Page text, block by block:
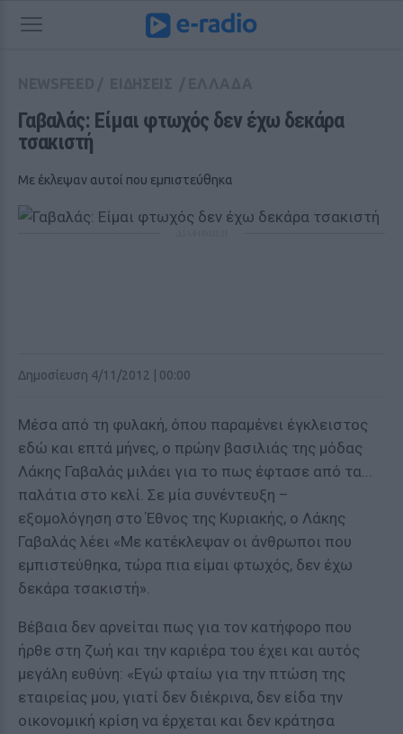
Γαβαλάς: Είμαι φτωχός δεν έχω δεκάρα
τσακιστή
Με έκλεψαν αυτοί που εμπιστεύθηκα
Δημοσίευση 4/11/2012 | 00:00
Μέσα από τη φυλακή, όπου παραμένει έγκλειστος
εδώ και επτά μήνες, ο πρώην βασιλιάς της μόδας
Λάκης Γαβαλάς μιλάει για το πως έφτασε από τα...
παλάτια στο κελί. Σε μία συνέντευξη –
εξομολόγηση στο Έθνος της Κυριακής, ο Λάκης
Γαβαλάς λέει «Με κατέκλεψαν οι άνθρωποι που
εμπιστεύθηκα, τώρα πια είμαι φτωχός, δεν έχω
δεκάρα τσακιστή».
Βέβαια δεν αρνείται πως για τον κατήφορο που
ήρθε στη ζωή και την καριέρα του έχει και αυτός
μεγάλη ευθύνη: «Εγώ φταίω για την πτώση της
εταιρείας μου, γιατί δεν διέκρινα, δεν είδα την
οικονομική κρίση να έρχεται και δεν κράτησα